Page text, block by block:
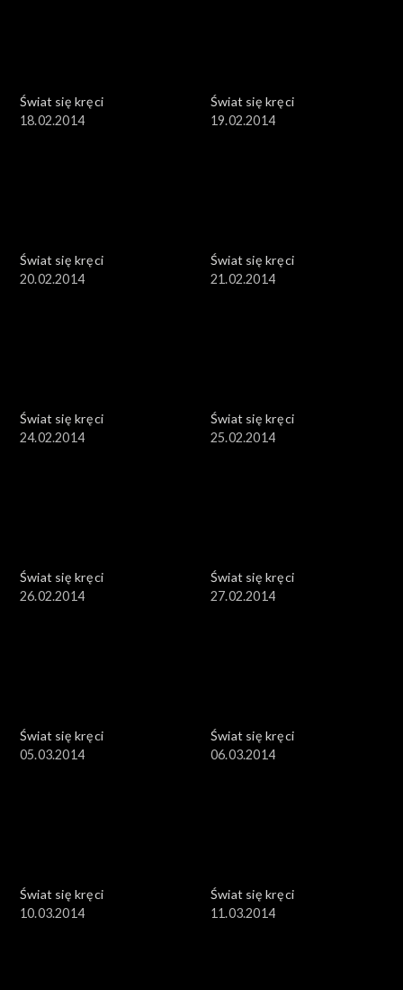
Świat się kręci
18.02.2014
Świat się kręci
19.02.2014
Świat się kręci
20.02.2014
Świat się kręci
21.02.2014
Świat się kręci
24.02.2014
Świat się kręci
25.02.2014
Świat się kręci
26.02.2014
Świat się kręci
27.02.2014
Świat się kręci
05.03.2014
Świat się kręci
06.03.2014
Świat się kręci
10.03.2014
Świat się kręci
11.03.2014